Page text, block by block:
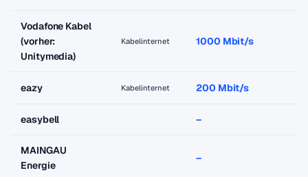
Vodafone Kabel
(vorher:
Unitymedia)
Kabelinternet 1000 Mbit/s
eazy Kabelinternet 200 Mbit/s
easybell –
MAINGAU
Energie
–